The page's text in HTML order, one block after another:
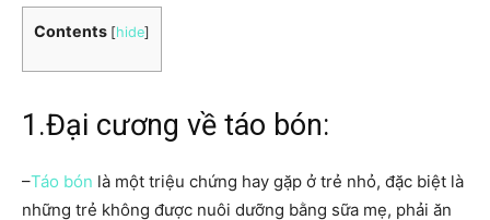
Contents [hide]
1.Đại cương về táo bón:
–Táo bón là một triệu chứng hay gặp ở trẻ nhỏ, đặc biệt là
những trẻ không được nuôi dưỡng bằng sữa mẹ, phải ăn